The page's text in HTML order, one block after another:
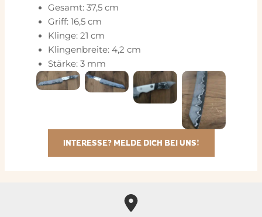
Gesamt: 37,5 cm
Griff: 16,5 cm
Klinge: 21 cm
Klingenbreite: 4,2 cm
Stärke: 3 mm
INTERESSE? MELDE DICH BEI UNS!